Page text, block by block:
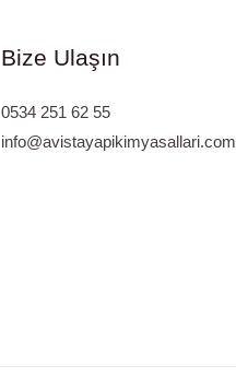
Bize Ulaşın
0534 251 62 55
info@avistayapikimyasallari.com